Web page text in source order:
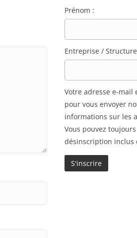
Prénom :
Entreprise /
Votre adresse e-
pour vous envoyer
informations sur les
Vous pouvez
désinscription inclus